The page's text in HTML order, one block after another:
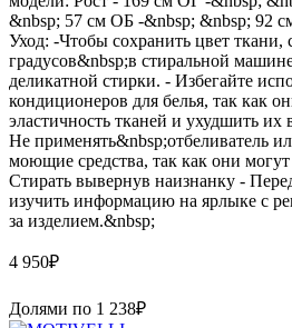
&nbsp; 57 см ОБ -&nbsp; &nbsp; 92
Уход: -Чтобы сохранить цвет ткани,
градусов&nbsp;в стиральной
деликатной стирки. - Избегайте
кондиционеров для белья, так как
эластичность тканей и ухудшить
Не применять&nbsp;отбеливатель
моющие средства, так как они
Стирать вывернув наизнанку -
изучить информацию на ярлыке с
за изделием.&nbsp;
4 950₽
Долями по 1 238₽